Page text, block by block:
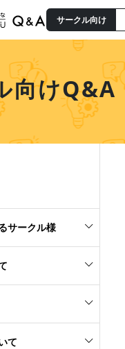
サークル向け
向けQ&A
サークル様
て